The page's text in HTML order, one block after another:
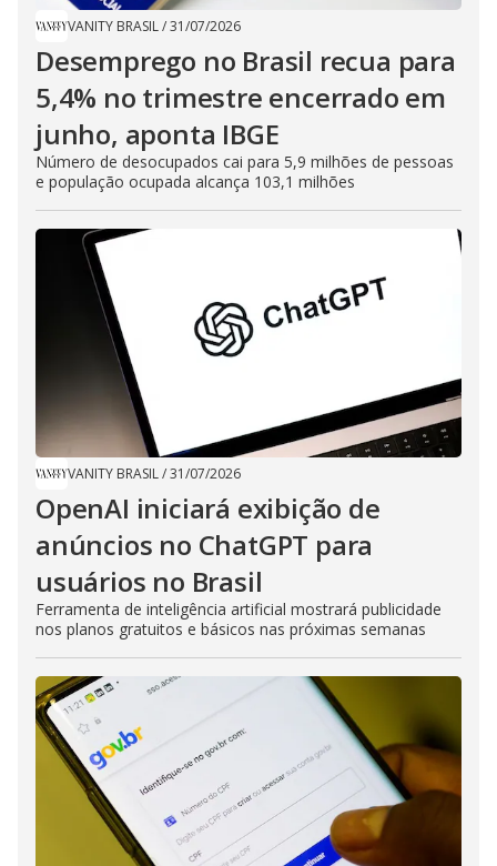
VANITY BRASIL/31/07/2026
Desemprego no Brasil recua para
5,4% no trimestre encerrado em
junho, aponta IBGE
Número de desocupados cai para 5,9 milhões de pessoas
e população ocupada alcança 103,1 milhões
VANITY BRASIL/31/07/2026
OpenAI iniciará exibição de
anúncios no ChatGPT para
usuários no Brasil
Ferramenta de inteligência artificial mostrará publicidade
nos planos gratuitos e básicos nas próximas semanas